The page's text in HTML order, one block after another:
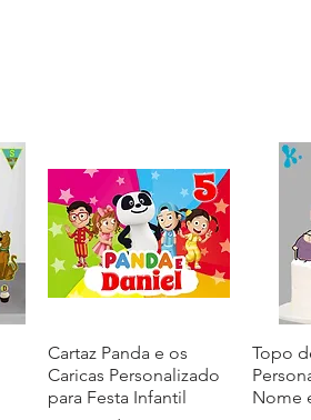
Visualização rápida
Cartaz Panda e os
Caricas Personalizado
para Festa Infantil
Topo
Nome